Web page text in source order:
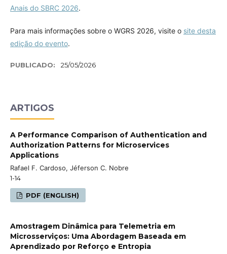
Anais do SBRC 2026.
Para mais informações sobre o WGRS 2026, visite o site desta
edição do evento.
PUBLICADO: 25/05/2026
ARTIGOS
A Performance Comparison of Authentication and
Authorization Patterns for Microservices
Applications
Rafael F. Cardoso, Jéferson C. Nobre
1-14
PDF (ENGLISH)
Amostragem Dinâmica para Telemetria em
Microsserviços: Uma Abordagem Baseada em
Aprendizado por Reforço e Entropia